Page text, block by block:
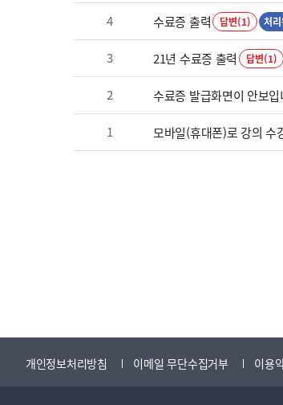
4 수료증 출력 답변(1) 처
3 21년 수료증 출력 답변(1)
2 수료증 발급화면이 안보
1 모바일(휴대폰)로 강의 수
개인정보처리방침 이메일 무단수집거부 이용